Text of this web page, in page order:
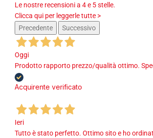
Le nostre recensioni a 4 e 5 stelle.
Clicca qui per leggerle tutte >
Precedente
Successivo
Oggi
Prodotto rapporto prezzo/qualità ottimo.
Acquirente verificato
Ieri
Tutto è stato perfetto. Ottimo sito e ho